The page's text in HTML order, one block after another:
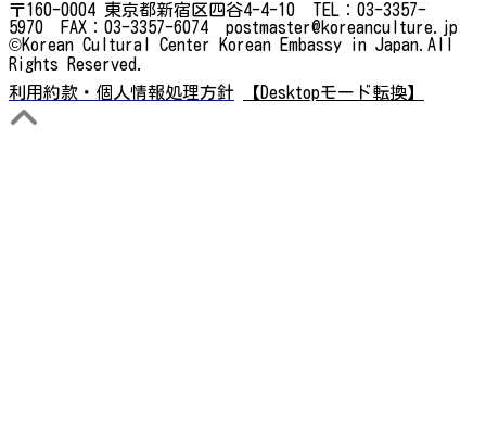
〒160-0004 東京都新宿区四谷4-4-10 TEL：03-3357-
5970 FAX：03-3357-6074 postmaster@koreanculture.jp
©Korean Cultural Center Korean Embassy in Japan.All
Rights Reserved.
利用約款・個人情報処理方針
【Desktopモード転換】